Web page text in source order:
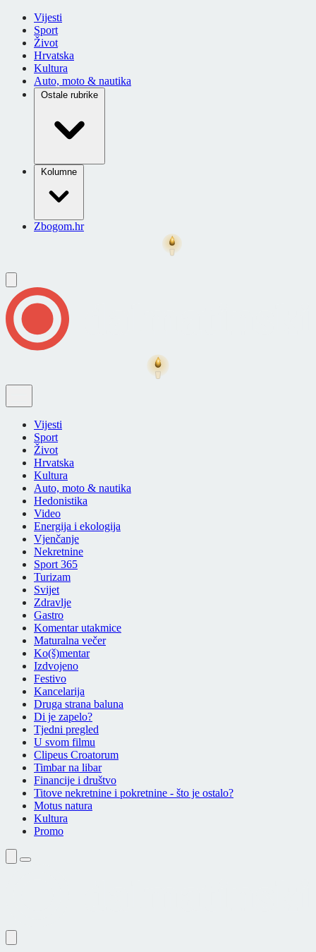
Vijesti
Sport
Život
Hrvatska
Kultura
Auto, moto & nautika
Ostale rubrike
Kolumne
Zbogom.hr
Vijesti
Sport
Život
Hrvatska
Kultura
Auto, moto & nautika
Hedonistika
Video
Energija i ekologija
Vjenčanje
Nekretnine
Sport 365
Turizam
Svijet
Zdravlje
Gastro
Komentar utakmice
Maturalna večer
Ko(š)mentar
Izdvojeno
Festivo
Kancelarija
Druga strana baluna
Di je zapelo?
Tjedni pregled
U svom filmu
Clipeus Croatorum
Timbar na libar
Financije i društvo
Titove nekretnine i pokretnine - što je ostalo?
Motus natura
Kultura
Promo